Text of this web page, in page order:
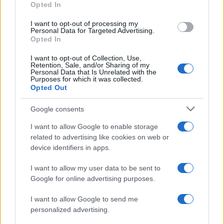
Opted In
I want to opt-out of processing my
Personal Data for Targeted Advertising.
Opted In
I want to opt-out of Collection, Use,
Retention, Sale, and/or Sharing of my
Personal Data that Is Unrelated with the
Purposes for which it was collected.
Opted Out
Google consents
I want to allow Google to enable storage
related to advertising like cookies on web or
device identifiers in apps.
I want to allow my user data to be sent to
Google for online advertising purposes.
I want to allow Google to send me
personalized advertising.
Vuoi rimanere sempre aggiornato?
Iscriviti alla newsletter di Gallura Oggi e ricevi le nostre
email periodiche contenenti le ultime notizie pubblicate
sul sito web!
Indirizzo email*
Privacy
Utilizziamo Mailchimp come piattaforma di
tue informazioni siano trasferite a Mailchimp per
Leggi qui l'informativa sulla privacy
di Mailchimp .
facendo clic sul collegamento nel piè di pagina delle
nostre e-mail.